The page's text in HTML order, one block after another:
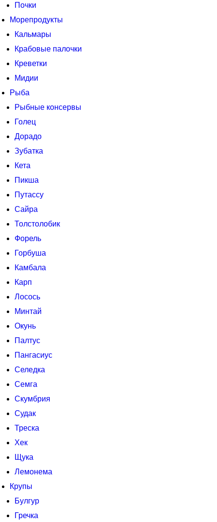
Почки
Морепродукты
Кальмары
Крабовые палочки
Креветки
Мидии
Рыба
Рыбные консервы
Голец
Дорадо
Зубатка
Кета
Пикша
Путассу
Сайра
Толстолобик
Форель
Горбуша
Камбала
Карп
Лосось
Минтай
Окунь
Палтус
Пангасиус
Селедка
Семга
Скумбрия
Судак
Треска
Хек
Щука
Лемонема
Крупы
Булгур
Гречка